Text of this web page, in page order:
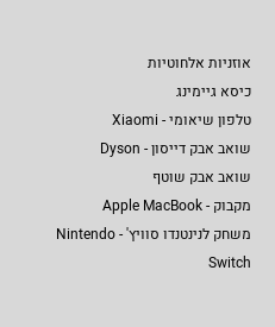
אוזניות אלחוטיות
כיסא גיימינג
טלפון שיאומי - Xiaomi
שואב אבק דייסון - Dyson
שואב אבק שוטף
מקבוק - Apple MacBook
משחק לנינטנדו סוויץ' - Nintendo
Switch